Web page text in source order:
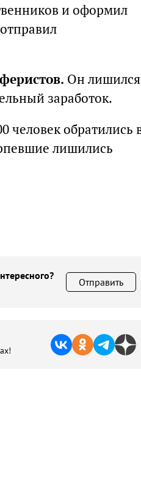
и оформил
Он лишился
заработок.
человек обратились
лишились
Отправить